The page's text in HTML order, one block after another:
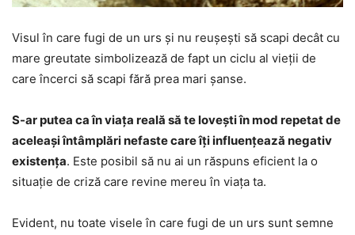
Visul în care fugi de un urs și nu reușești să scapi decât cu
mare greutate simbolizează de fapt un ciclu al vieții de
care încerci să scapi fără prea mari șanse.
S-ar putea ca în viața reală să te lovești în mod repetat de
aceleași întâmplări nefaste care îți influențează negativ
existența. Este posibil să nu ai un răspuns eficient la o
situație de criză care revine mereu în viața ta.
Evident, nu toate visele în care fugi de un urs sunt semne